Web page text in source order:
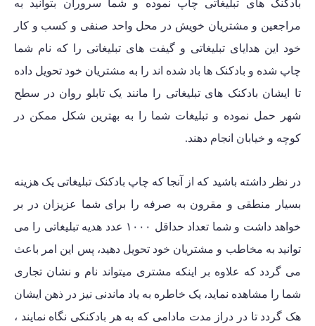
بادکنک های تبلیغاتی چاپ نموده و شما سروران بتوانید به
مراجعین و مشتریان خویش در محل واحد صنفی و کسب و کار
خود این هدایای تبلیغاتی و گیفت های تبلیغاتی را که نام شما
چاپ شده و بادکنک ها باد شده اند را به مشتریان خود تحویل داده
تا ایشان بادکنک های تبلیغاتی را مانند یک تابلو روان در سطح
شهر حمل نموده و تبلیغات شما را به بهترین شکل ممکن در
کوچه و خیابان انجام دهند.
در نظر داشته باشید که از آنجا که چاپ بادکنک تبلیغاتی یک هزینه
بسیار منطقی و مقرون به صرفه را برای شما عزیزان در بر
خواهد داشت و شما تعداد حداقل ۱۰۰۰ عدد
هدیه تبلیغاتی را می
توانید به مخاطب و مشتریان خود تحویل دهید، پس این امر باعث
می گردد که علاوه بر اینکه مشتری میتواند نام و نشان تجاری
شما را مشاهده نماید، یک خاطره به یاد ماندنی نیز در ذهن ایشان
هک گردد تا در دراز مدت مادامی که به هر بادکنکی نگاه نمایند ،